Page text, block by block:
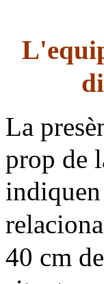
La
prop de
40 cm